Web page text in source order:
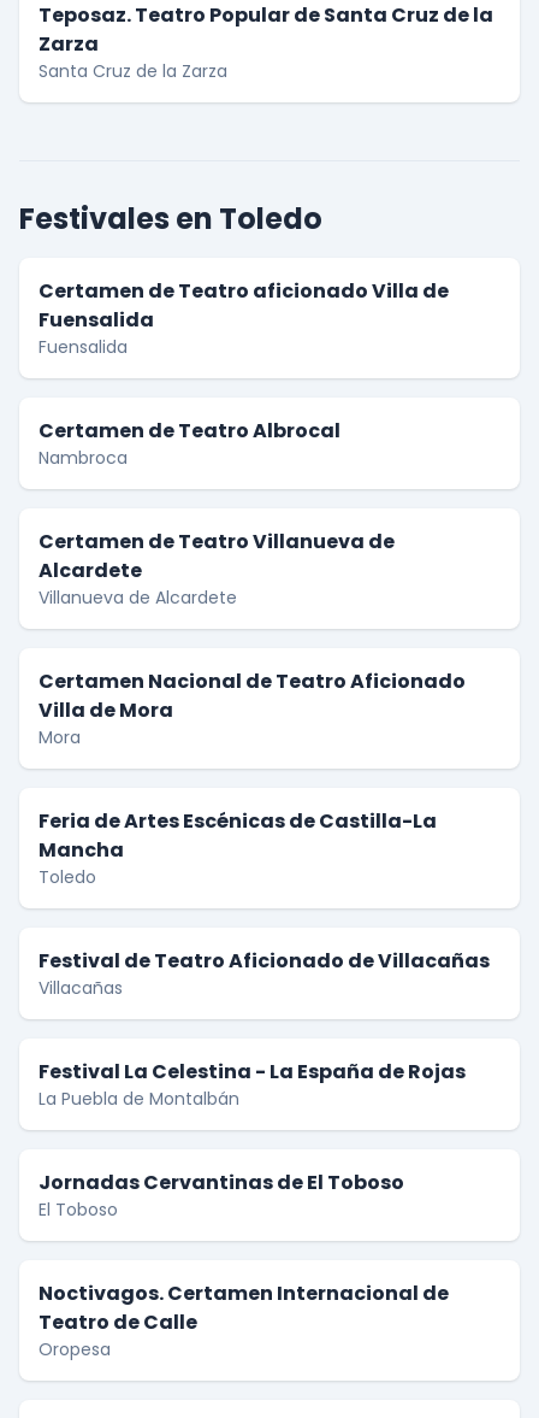
Teposaz. Teatro Popular de Santa Cruz de la
Zarza
Santa Cruz de la Zarza
Festivales en Toledo
Certamen de Teatro aficionado Villa de
Fuensalida
Fuensalida
Certamen de Teatro Albrocal
Nambroca
Certamen de Teatro Villanueva de
Alcardete
Villanueva de Alcardete
Certamen Nacional de Teatro Aficionado
Villa de Mora
Mora
Feria de Artes Escénicas de Castilla-La
Mancha
Toledo
Festival de Teatro Aficionado de Villacañas
Villacañas
Festival La Celestina - La España de Rojas
La Puebla de Montalbán
Jornadas Cervantinas de El Toboso
El Toboso
Noctivagos. Certamen Internacional de
Teatro de Calle
Oropesa